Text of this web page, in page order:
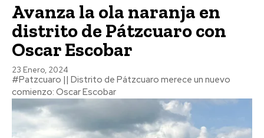
Avanza la ola naranja en
distrito de Pátzcuaro con
Oscar Escobar
23 Enero, 2024
#Patzcuaro || Distrito de Pátzcuaro merece un nuevo
comienzo: Oscar Escobar